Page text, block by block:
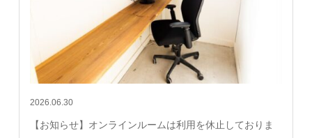
2026.06.30
【お知らせ】オンラインルームは利用を休止しておりま